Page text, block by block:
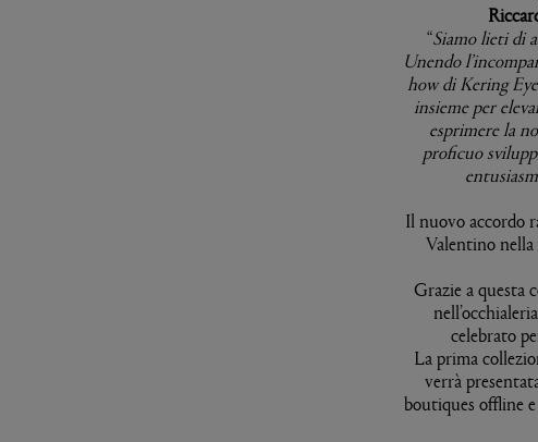
“Siamo lieti di
Unendo
how di Kering
insieme per
esprimere la
proficuo
Il nuovo accordo
Valentino nella
Grazie a questa
celebrato
La prima
verrà
boutiques offline